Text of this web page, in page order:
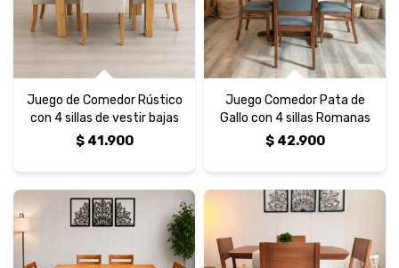
Juego de Comedor Rústico
con 4 sillas de vestir bajas
$ 41.900
Juego Comedor Pata de
Gallo con 4 sillas Romanas
$ 42.900